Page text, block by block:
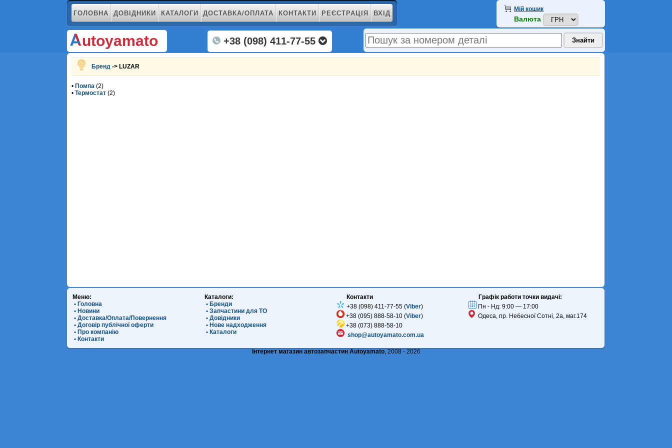
ГОЛОВНА ДОВІДНИКИ КАТАЛОГИ ДОСТАВКА/ОПЛАТА КОНТАКТИ РЕЄСТРАЦІЯ ВХІД
utoyamato +38 (098) 411-77-55
Мій кошик
Валюта
Бренд -> LUZAR
• Помпа (2)
•Термостат (2)
Меню:
• Головна
• Новини
• Доставка/Оплата/Повернення
• Договір публічної оферти
• Про компанію
• Контакти
Каталоги:
• Бренди
• Запчастини для ТО
• Довідники
• Нове надходження
• Каталоги
Контакти
+38 (098) 411-77-55 (Viber)
+38 (095) 888-58-10 (Viber)
+38 (073) 888-58-10
shop@autoyamato.com.ua
Графік работи точки видачі:
Пн - Нд: 9:00 — 17:00
Одеса, пр. Небесної Сотні, 2а, маг.174
Інтернет магазин автозапчастин Autoyamato, 2008 - 2026